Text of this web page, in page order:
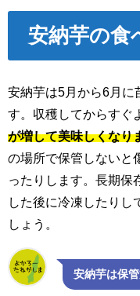
安納芋の食
安納芋は5月から6月に
す。収穫してからすぐ
が増して美味しくなり
の場所で保管しないと
ったりします。長期保
した後に冷凍したりし
しょう。
安納芋は保